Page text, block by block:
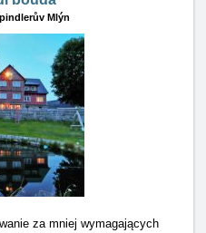
Mlýn
za mniej wymagających